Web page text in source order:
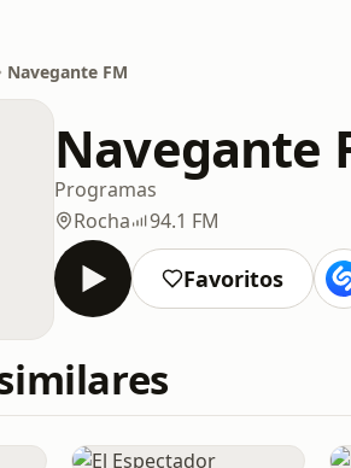
Navegante FM
Navegante
Programas
Rocha
94.1 FM
Favoritos